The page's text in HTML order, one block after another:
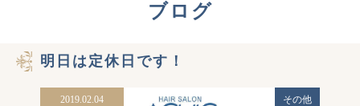
ブログ
明日は定休日です！
2019.02.04 その他